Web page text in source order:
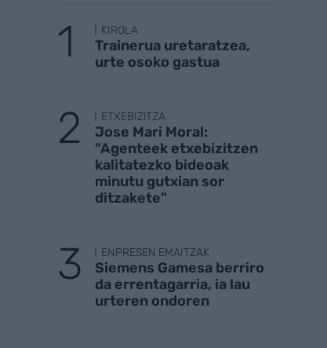
KIROLA
Trainerua uretaratzea,
urte osoko gastua
ETXEBIZITZA
Jose Mari Moral:
"Agenteek etxebizitzen
kalitatezko bideoak
minutu gutxian sor
ditzakete"
ENPRESEN EMAITZAK
Siemens Gamesa berriro
da errentagarria, ia lau
urteren ondoren